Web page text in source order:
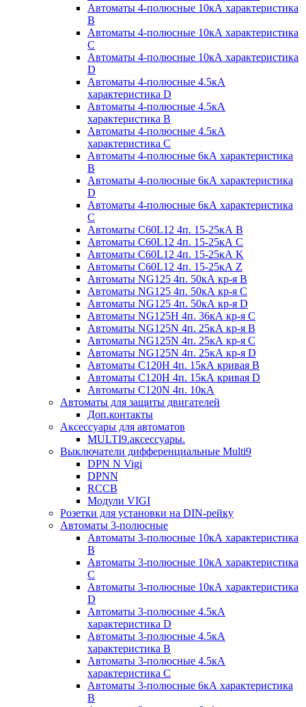
Автоматы 4-полюсные 10кА характеристика
B
Автоматы 4-полюсные 10кА характеристика
C
Автоматы 4-полюсные 10кА характеристика
D
Автоматы 4-полюсные 4.5кА
характеристика D
Автоматы 4-полюсные 4.5кА
характеристика В
Автоматы 4-полюсные 4.5кА
характеристика С
Автоматы 4-полюсные 6кА характеристика
B
Автоматы 4-полюсные 6кА характеристика
D
Автоматы 4-полюсные 6кА характеристика
С
Автоматы C60L12 4п. 15-25кА B
Автоматы C60L12 4п. 15-25кА C
Автоматы C60L12 4п. 15-25кА K
Автоматы C60L12 4п. 15-25кА Z
Автоматы NG125 4п. 50кА кр-я B
Автоматы NG125 4п. 50кА кр-я C
Автоматы NG125 4п. 50кА кр-я D
Автоматы NG125H 4п. 36кА кр-я C
Автоматы NG125N 4п. 25кА кр-я B
Автоматы NG125N 4п. 25кА кр-я C
Автоматы NG125N 4п. 25кА кр-я D
Автоматы С120H 4п. 15кА кривая B
Автоматы С120H 4п. 15кА кривая D
Автоматы С120N 4п. 10кА
Автоматы для защиты двигателей
Доп.контакты
Аксессуары для автоматов
MULTI9.аксессуары.
Выключатели дифференциальные Multi9
DPN N Vigi
DPNN
RCCB
Модули VIGI
Розетки для установки на DIN-рейку
Автоматы 3-полюсные
Автоматы 3-полюсные 10кА характеристика
B
Автоматы 3-полюсные 10кА характеристика
C
Автоматы 3-полюсные 10кА характеристика
D
Автоматы 3-полюсные 4.5кА
характеристика D
Автоматы 3-полюсные 4.5кА
характеристика В
Автоматы 3-полюсные 4.5кА
характеристика С
Автоматы 3-полюсные 6кА характеристика
B